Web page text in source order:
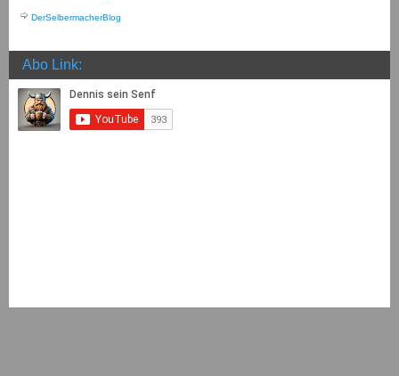
DerSelbermacherBlog
Abo Link: